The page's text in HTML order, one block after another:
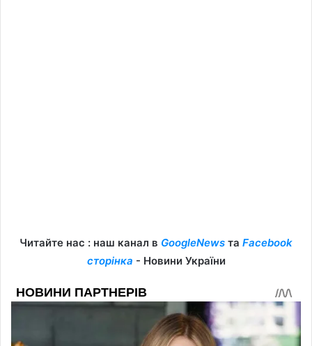
Читайте нас : наш канал в GoogleNews та Facebook
сторінка - Новини України